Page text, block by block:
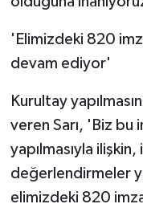
'Elimizdeki 820
devam ediyor'
Kurultay
veren Sarı, 'Biz bu
yapılmasıyla
değerlendirmeler
elimizdeki 820